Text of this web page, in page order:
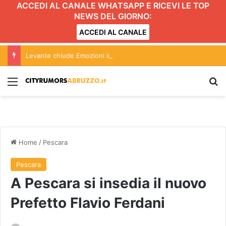
ACCEDI AL CANALE WHATSAPP E RICEVI LE TOP
NEWS DEL GIORNO:
ACCEDI AL CANALE
Menu
Home / Pescara
Pescara
A Pescara si insedia il nuovo
Prefetto Flavio Ferdani